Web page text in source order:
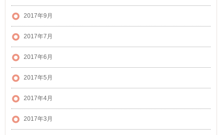
2017年9月
2017年7月
2017年6月
2017年5月
2017年4月
2017年3月